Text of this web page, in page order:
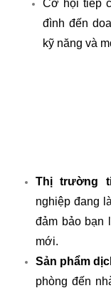
Cơ hội tiếp
đình đến
kỹ năng và
Thị trường
nghiệp đang
đảm bảo bạn
mới.
Sản phẩm
phòng đến